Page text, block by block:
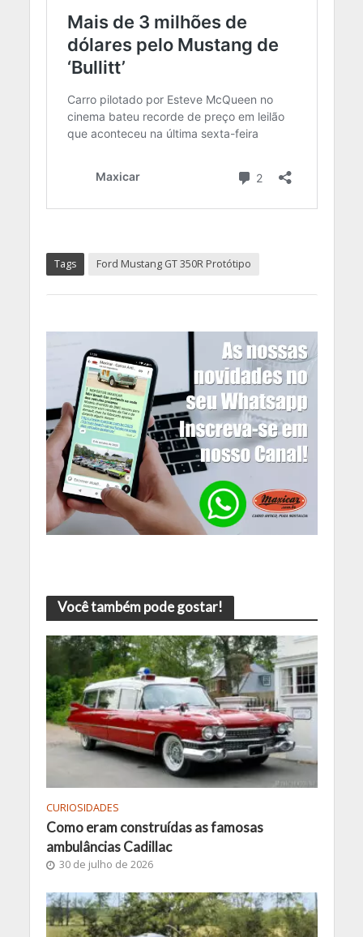
Tags Ford Mustang GT 350R Protótipo
Você também pode gostar!
CURIOSIDADES
Como eram construídas as famosas
ambulâncias Cadillac
30 de julho de 2026